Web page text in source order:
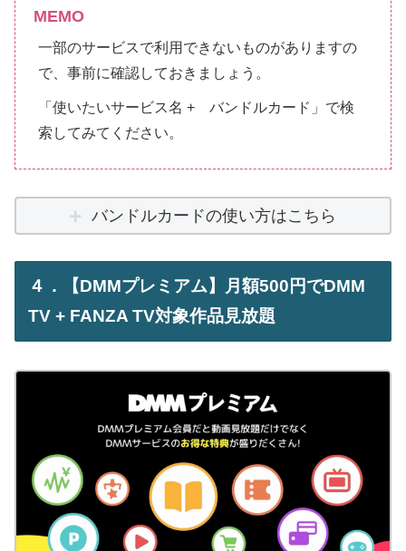
MEMO
一部のサービスで利用できないものがありますの
で、事前に確認しておきましょう。
「使いたいサービス名 + バンドルカード」で検
索してみてください。
バンドルカードの使い方はこちら
４．【DMMプレミアム】月額500円でDMM
TV + FANZA TV対象作品見放題